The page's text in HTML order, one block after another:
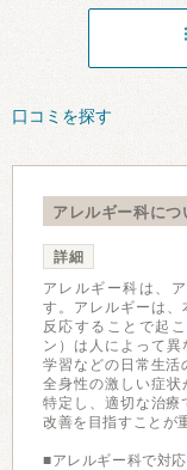
口コミを探す
アレルギー科につ
詳細
アレルギー科は、
す。アレルギーは、
反応することで起
ン）は人によって
学習などの日常生活
全身性の激しい症状
特定し、適切な治療
改善を目指すことが
■アレルギー科で対